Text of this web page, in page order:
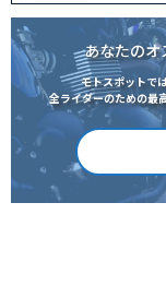
あなたのオ
モトスポットで
全ライダーのための最